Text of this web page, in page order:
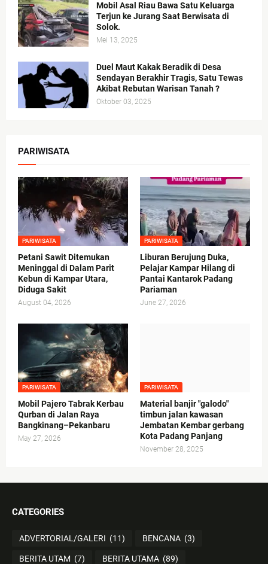
Mobil Asal Riau Bawa Satu Keluarga
Terjun ke Jurang Saat Berwisata di
Solok.
Mei 13, 2025
Duel Maut Kakak Beradik di Desa
Sendayan Berakhir Tragis, Satu Tewas
Akibat Rebutan Warisan Tanah ?
Oktober 03, 2025
PARIWISATA
PARIWISATA
Petani Sawit Ditemukan
Meninggal di Dalam Parit
Kebun di Kampar Utara,
Diduga Sakit
August 04, 2026
PARIWISATA
Liburan Berujung Duka,
Pelajar Kampar Hilang di
Pantai Kantarok Padang
Pariaman
June 27, 2026
PARIWISATA
Mobil Pajero Tabrak Kerbau
Qurban di Jalan Raya
Bangkinang–Pekanbaru
May 27, 2026
PARIWISATA
Material banjir "galodo"
timbun jalan kawasan
Jembatan Kembar gerbang
Kota Padang Panjang
November 28, 2025
CATEGORIES
ADVERTORIAL/GALERI (11) BENCANA (3)
BERITA UTAM (7) BERITA UTAMA (89)